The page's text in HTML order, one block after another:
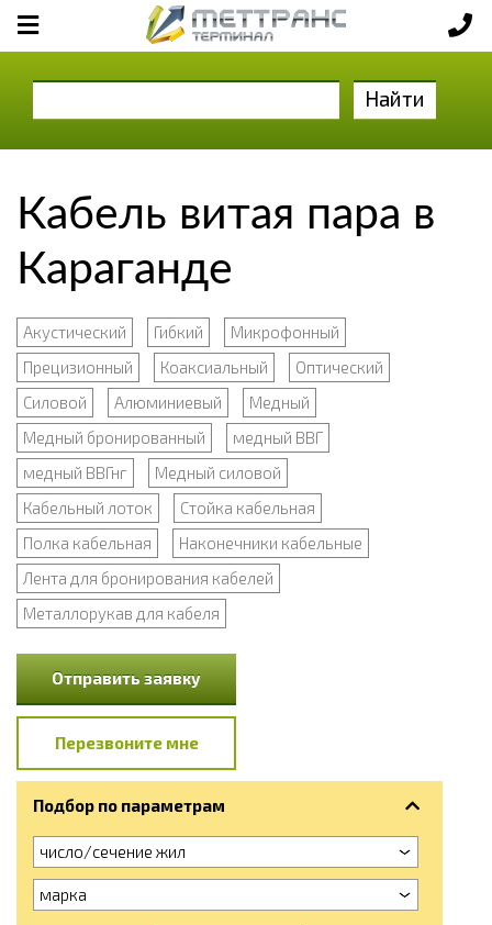
Найти
Кабель витая пара в
Караганде
Акустический Гибкий
Микрофонный
Прецизионный
Коаксиальный
Оптический
Силовой
Алюминиевый
Медный
Медный бронированный
медный ВВГ
медный ВВГнг
Медный силовой
Кабельный лоток
Стойка кабельная
Полка кабельная
Наконечники кабельные
Лента для бронирования кабелей
Металлорукав для кабеля
Отправить заявку
Перезвоните мне
Подбор по параметрам
число/сечение жил
марка